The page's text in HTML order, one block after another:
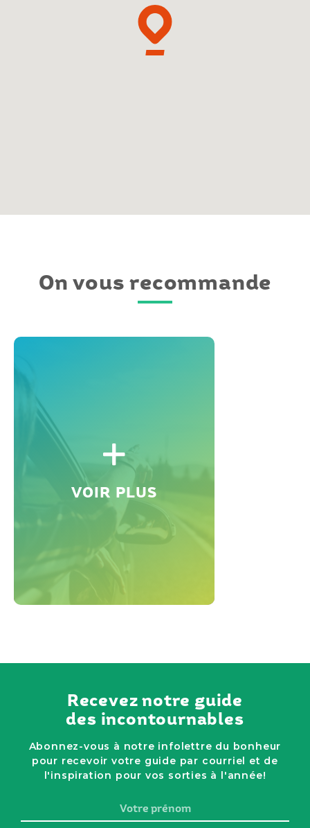
On vous recommande
VOIR PLUS
Recevez notre guide
des incontournables
Abonnez-vous à notre infolettre du bonheur
pour recevoir votre guide par courriel et de
l'inspiration pour vos sorties à l'année!
prénom